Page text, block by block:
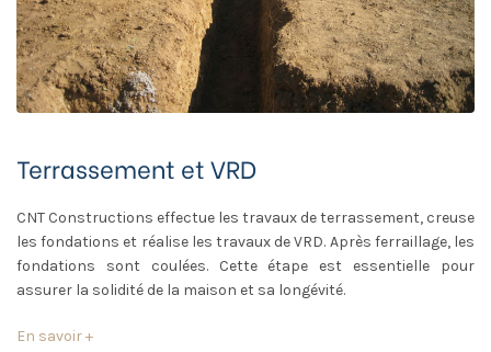
Terrassement et VRD
CNT Constructions effectue les travaux de terrassement, creuse
les fondations et réalise les travaux de VRD. Après ferraillage, les
fondations sont coulées. Cette étape est essentielle pour
assurer la solidité de la maison et sa longévité.
En savoir +